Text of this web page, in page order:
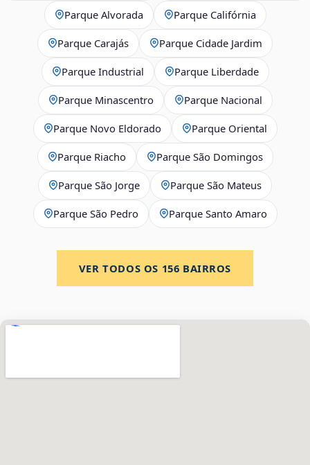
Parque Alvorada Parque Califórnia
Parque Carajás Parque Cidade Jardim
Parque Industrial Parque Liberdade
Parque Minascentro Parque Nacional
Parque Novo Eldorado Parque Oriental
Parque Riacho Parque São Domingos
Parque São Jorge Parque São Mateus
Parque São Pedro Parque Santo Amaro
VER TODOS OS 156 BAIRROS